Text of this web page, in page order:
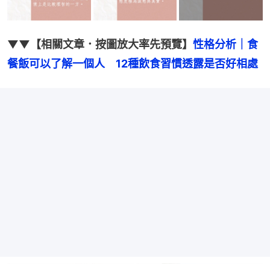
▼▼【相關文章．按圖放大率先預覽】 性格分析｜食
餐飯可以了解一個人　12種飲食習慣透露是否好相處